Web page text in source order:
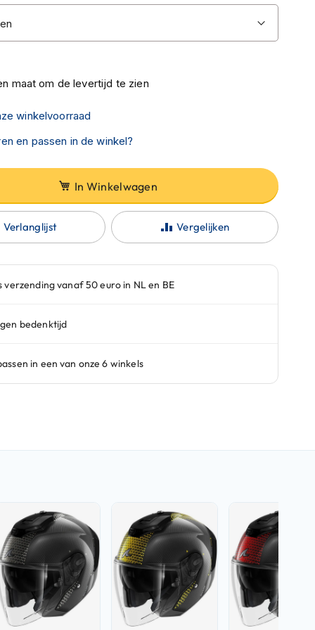
maat om de levertijd te zien
winkelvoorraad
en passen in de winkel?
In Winkelwagen
Verlanglijst Vergelijken